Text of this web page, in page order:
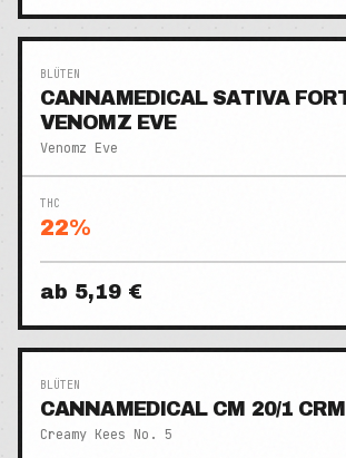
BLÜTEN
CANNAMEDICAL SATIVA
VENOMZ EVE
Venomz Eve
THC
22%
ab 5,19 €
BLÜTEN
CANNAMEDICAL CM 20/1 CRM
Creamy Kees No. 5